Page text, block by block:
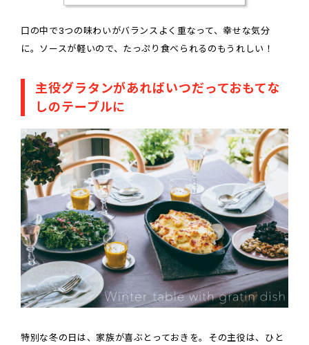
口の中で3つの味わいがバランスよく重なって、幸せな気分
に。ソースが軽いので、たっぷり食べられるのもうれしい！
主役グラタンがあればいつだっておもてな
しのテーブルに
特別な冬の日は、家族が喜ぶとっておきを。その主役は、ひと